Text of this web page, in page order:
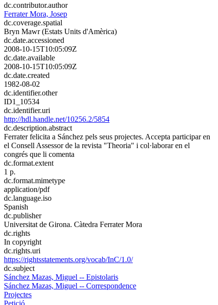
dc.contributor.author
Ferrater Mora, Josep
dc.coverage.spatial
Bryn Mawr (Estats Units d'Amèrica)
dc.date.accessioned
2008-10-15T10:05:09Z
dc.date.available
2008-10-15T10:05:09Z
dc.date.created
1982-08-02
dc.identifier.other
ID1_10534
dc.identifier.uri
http://hdl.handle.net/10256.2/5854
dc.description.abstract
Ferrater felicita a Sánchez pels seus projectes. Accepta participar en
el Consell Assessor de la revista "Theoria" i col·laborar en el
congrés que li comenta
dc.format.extent
1 p.
dc.format.mimetype
application/pdf
dc.language.iso
Spanish
dc.publisher
Universitat de Girona. Càtedra Ferrater Mora
dc.rights
In copyright
dc.rights.uri
https://rightsstatements.org/vocab/InC/1.0/
dc.subject
Sánchez Mazas, Miguel -- Epistolaris
Sánchez Mazas, Miguel -- Correspondence
Projectes
Petició